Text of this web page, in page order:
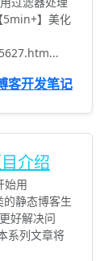
5min+】美化
客开发笔记
介绍
始用
静态博客生
好解决问
系列文章将